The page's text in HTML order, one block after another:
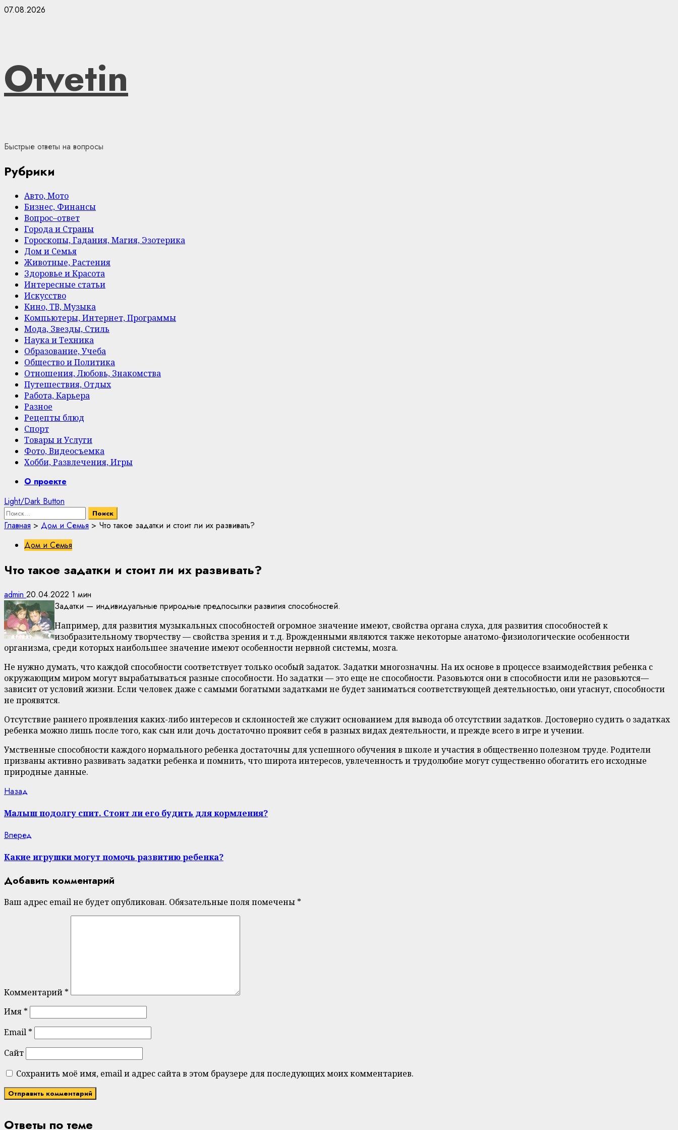
Skip
07.08.2026
Otvetin
Быстрые ответы на вопросы
Рубрики
Авто, Мото
Бизнес, Финансы
Вопрос–ответ
Города и Страны
Гороскопы, Гадания, Магия, Эзотерика
Дом и Семья
Животные, Растения
Здоровье и Красота
Интересные статьи
Искусство
Кино, ТВ, Музыка
Компьютеры, Интернет, Программы
Мода, Звезды, Стиль
Наука и Техника
Образование, Учеба
Общество и Политика
Отношения, Любовь, Знакомства
Путешествия, Отдых
Работа, Карьера
Разное
Рецепты блюд
Спорт
Товары и Услуги
Фото, Видеосъемка
Хобби, Развлечения, Игры
PrimaryО проекте
Light/Dark Button
Найти:
Главная > Дом и Семья > Что такое задатки и стоит ли их развивать?
Дом и Семья
Что такое задатки и стоит ли их развивать?
admin 20.04.2022 1 мин
Задатки — индивидуальные природные предпосылки развития способностей.
Например, для развития музыкальных способностей огромное значение имеют, свойства органа слуха, для развития способностей к
изобразительному творчеству — свойства зрения и т.д. Врожденными являются также некоторые анатомо-физиологические особенности
организма, среди которых наибольшее значение имеют особенности нервной системы, мозга.
Не нужно думать, что каждой способности соответствует только особый задаток. Задатки многозначны. На их основе в процессе взаимодействия ребенка с
окружающим миром могут вырабатываться разные способности. Но задатки — это еще не способности. Разовьются они в способности или не разовьются—
зависит от условий жизни. Если человек даже с самыми богатыми задатками не будет заниматься соответствующей деятельностью, они угаснут, способности
не проявятся.
Отсутствие раннего проявления каких-либо интересов и склонностей же служит основанием для вывода об отсутствии задатков. Достоверно судить о задатках
ребенка можно лишь после того, как сын или дочь достаточно проявит себя в разных видах деятельности, и прежде всего в игре и учении.
Умственные способности каждого нормального ребенка достаточны для успешного обучения в школе и участия в общественно полезном труде. Родители
призваны активно развивать задатки ребенка и помнить, что широта интересов, увлеченность и трудолюбие могут существенно обогатить его исходные
природные данные.
Continue
Reading
Назад
Малыш подолгу спит. Стоит ли его будить для кормления?
Вперед
Какие игрушки могут помочь развитию ребенка?
Добавить комментарий
Ваш адрес email не будет опубликован. Обязательные поля помечены *
Комментарий *
Имя *
Email *
Сайт
Сохранить моё имя, email и адрес сайта в этом браузере для последующих моих комментариев.
Ответы по теме